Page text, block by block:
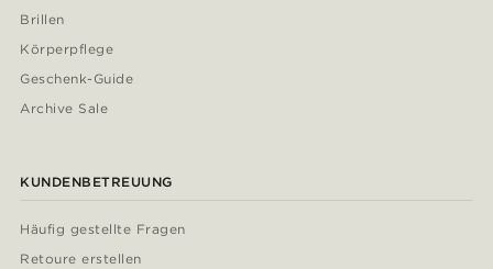
Brillen
Körperpflege
Geschenk-Guide
Archive Sale
KUNDENBETREUUNG
Häufig gestellte Fragen
Retoure erstellen